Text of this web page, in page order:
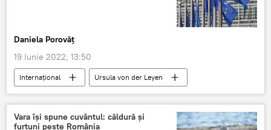
Daniela Porovăț
19 Iunie 2022, 13:50
Internaţional
Ursula von der Leyen
Vladimir Zelenski
Situatia din Ucraina
Ucraina
UE
Vara își spune cuvântul: căldură și
furtuni peste România